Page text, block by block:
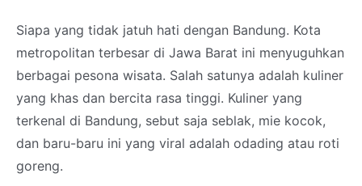
Siapa yang tidak jatuh hati dengan Bandung. Kota
metropolitan terbesar di Jawa Barat ini menyuguhkan
berbagai pesona wisata. Salah satunya adalah kuliner
yang khas dan bercita rasa tinggi. Kuliner yang
terkenal di Bandung, sebut saja seblak, mie kocok,
dan baru-baru ini yang viral adalah odading atau roti
goreng.